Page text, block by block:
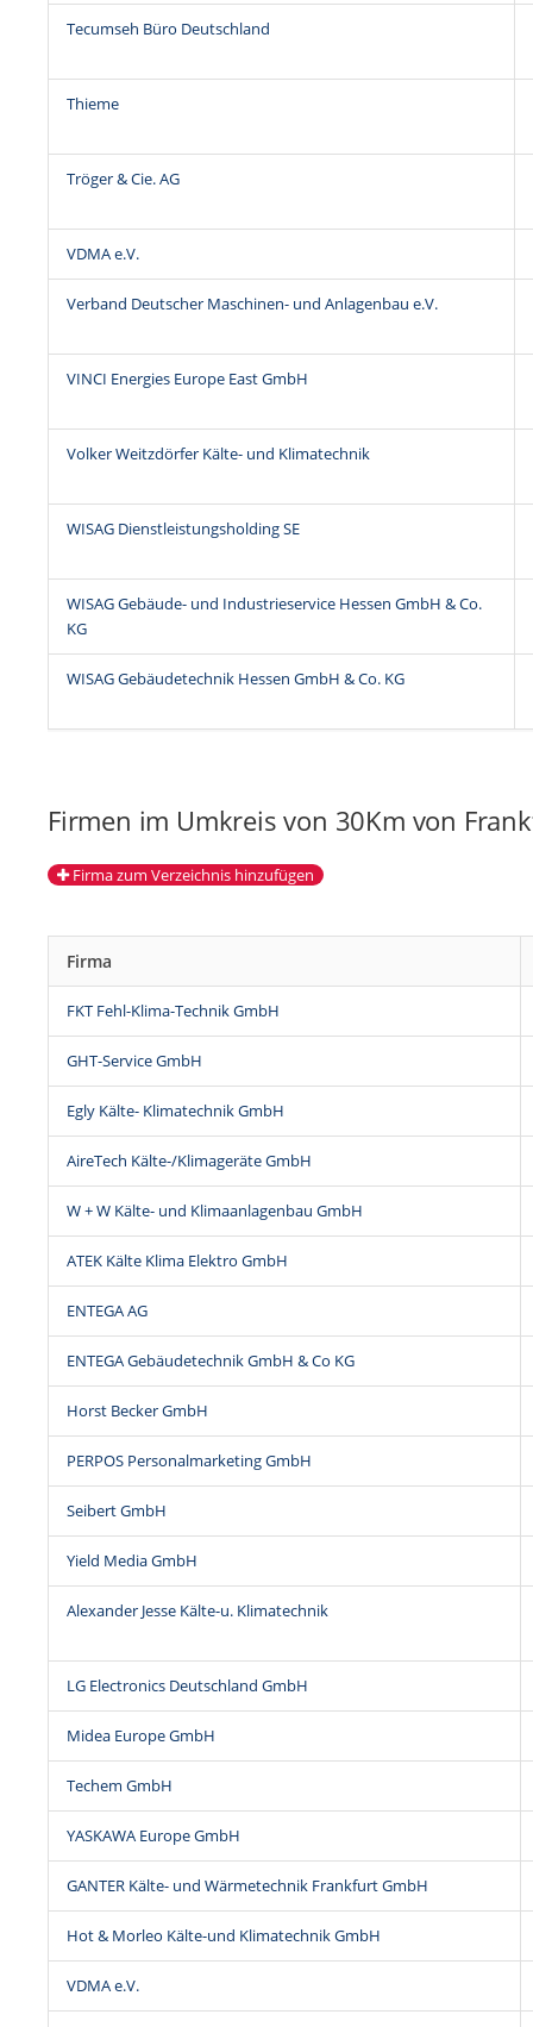
Tecumseh Büro Deutschland
Thieme
Tröger & Cie. AG
VDMA e.V.
Verband Deutscher Maschinen- und Anlagenbau e.V.
VINCI Energies Europe East GmbH
Volker Weitzdörfer Kälte- und Klimatechnik
WISAG Dienstleistungsholding SE
WISAG Gebäude- und Industrieservice Hessen GmbH & Co.
KG
WISAG Gebäudetechnik Hessen GmbH & Co. KG
Firmen im Umkreis von 30Km von
Firma zum Verzeichnis hinzufügen
Firma
FKT Fehl-Klima-Technik GmbH
GHT-Service GmbH
Egly Kälte- Klimatechnik GmbH
AireTech Kälte-/Klimageräte GmbH
W + W Kälte- und Klimaanlagenbau GmbH
ATEK Kälte Klima Elektro GmbH
ENTEGA AG
ENTEGA Gebäudetechnik GmbH & Co KG
Horst Becker GmbH
PERPOS Personalmarketing GmbH
Seibert GmbH
Yield Media GmbH
Alexander Jesse Kälte-u. Klimatechnik
LG Electronics Deutschland GmbH
Midea Europe GmbH
Techem GmbH
YASKAWA Europe GmbH
GANTER Kälte- und Wärmetechnik Frankfurt GmbH
Hot & Morleo Kälte-und Klimatechnik GmbH
VDMA e.V.